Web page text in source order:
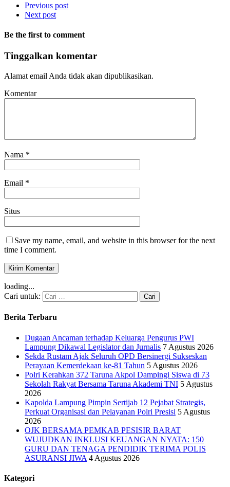
Previous post
Next post
Be the first to comment
Tinggalkan komentar
Alamat email Anda tidak akan dipublikasikan.
Komentar
Nama *
Email *
Situs
Save my name, email, and website in this browser for the next
time I comment.
loading...
Cari untuk:
Berita Terbaru
Dugaan Ancaman terhadap Keluarga Pengurus PWI
Lampung Dikawal Legislator dan Jurnalis 7 Agustus 2026
Sekda Rustam Ajak Seluruh OPD Bersinergi Sukseskan
Perayaan Kemerdekaan ke-81 Tahun 5 Agustus 2026
Polri Kerahkan 372 Taruna Akpol Dampingi Siswa di 73
Sekolah Rakyat Bersama Taruna Akademi TNI 5 Agustus
2026
Kapolda Lampung Pimpin Sertijab 12 Pejabat Strategis,
Perkuat Organisasi dan Pelayanan Polri Presisi 5 Agustus
2026
OJK BERSAMA PEMKAB PESISIR BARAT
WUJUDKAN INKLUSI KEUANGAN NYATA: 150
GURU DAN TENAGA PENDIDIK TERIMA POLIS
ASURANSI JIWA 4 Agustus 2026
Kategori